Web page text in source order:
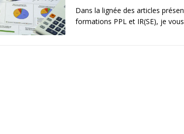
Dans la lignée des articles
formations PPL et IR(SE), je